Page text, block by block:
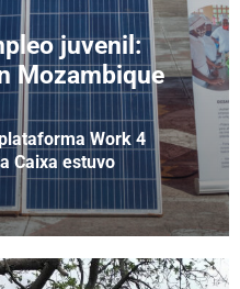
juvenil:
Mozambique
Work 4
Caixa estuvo